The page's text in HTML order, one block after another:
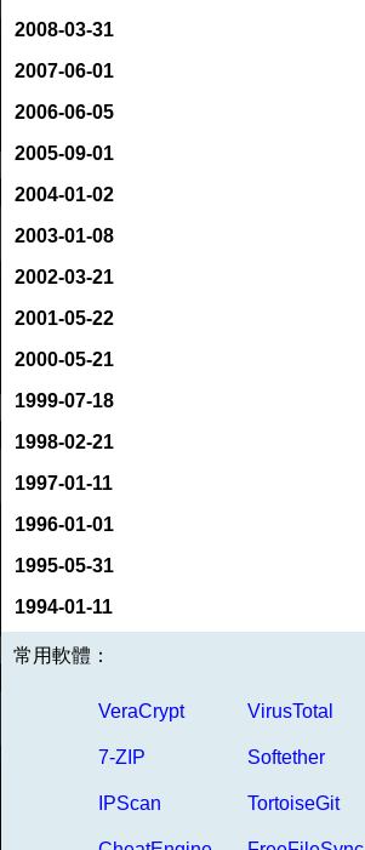
2008-03-31
2007-06-01
2006-06-05
2005-09-01
2004-01-02
2003-01-08
2002-03-21
2001-05-22
2000-05-21
1999-07-18
1998-02-21
1997-01-11
1996-01-01
1995-05-31
1994-01-11
常用軟體：
VeraCrypt VirusTotal
7-ZIP Softether
IPScan TortoiseGit